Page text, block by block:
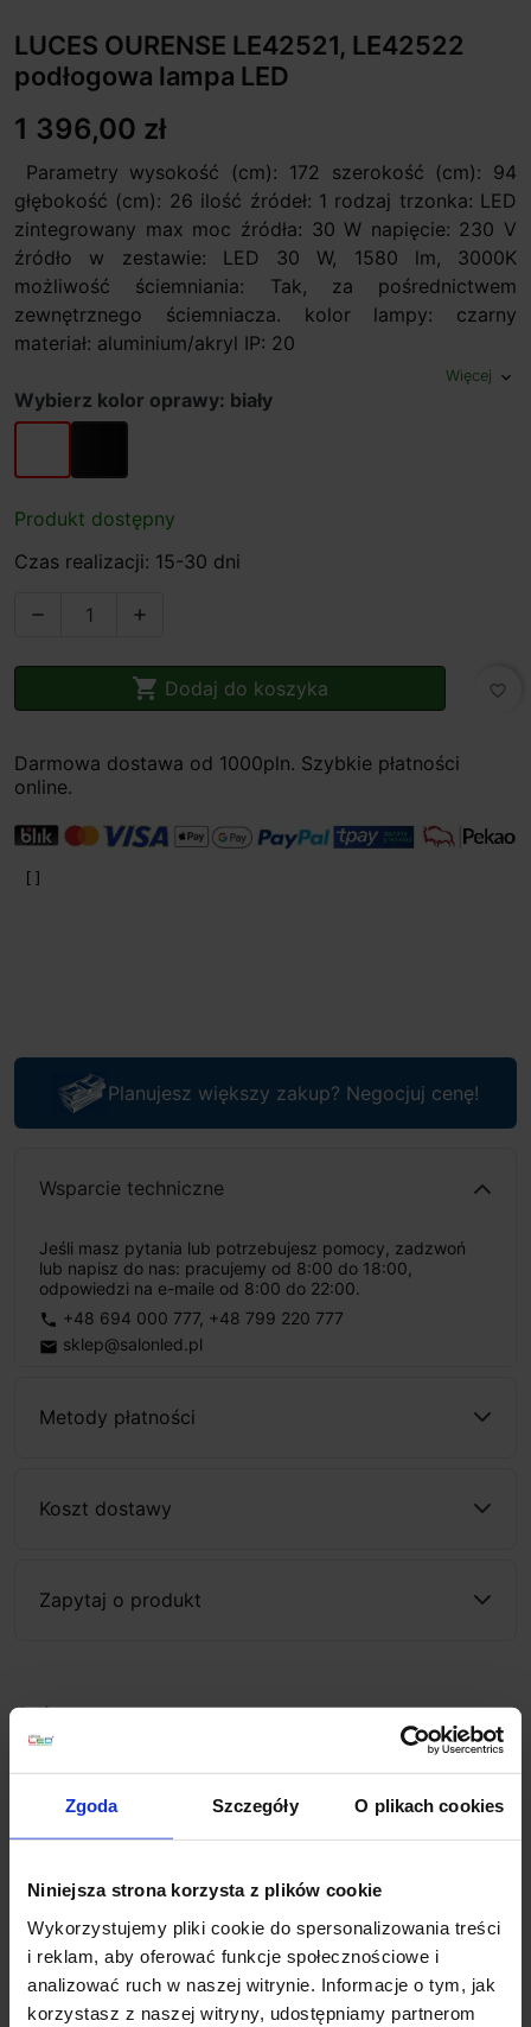
Zgoda Szczegóły O plikach cookies
Niniejsza strona korzysta z plików cookie
Wykorzystujemy pliki cookie do spersonalizowania treści
i reklam, aby oferować funkcje społecznościowe i
analizować ruch w naszej witrynie. Informacje o tym, jak
korzystasz z naszej witryny, udostępniamy partnerom
LUCES OURENSE LE42521, LE42522
podłogowa lampa LED
1 396,00 zł
Parametry wysokość (cm): 172 szerokość (cm): 94
głębokość (cm): 26 ilość źródeł: 1 rodzaj trzonka: LED
zintegrowany max moc źródła: 30 W napięcie: 230 V
źródło w zestawie: LED 30 W, 1580 lm, 3000K
możliwość ściemniania: Tak, za pośrednictwem
zewnętrznego ściemniacza. kolor lampy: czarny
materiał: aluminium/akryl IP: 20
Więcej expand_more
Wybierz kolor oprawy: biały
biały czarny
Produkt dostępny
Czas realizacji: 15-30 dni
 
 Dodaj do koszyka favorite_border
Darmowa dostawa od 1000pln. Szybkie płatności
online.
Planujesz większy zakup? Negocjuj cenę!
Wsparcie techniczne
Jeśli masz pytania lub potrzebujesz pomocy, zadzwoń
lub napisz do nas: pracujemy od 8:00 do 18:00,
odpowiedzi na e-maile od 8:00 do 22:00.
phone +48 694 000 777, +48 799 220 777
email sklep@salonled.pl
Metody płatności
Koszt dostawy
Zapytaj o produkt
Opis
wysokość (cm): 172
głębokość (cm): 26
ilość źródeł: 1
rodzaj trzonka: LED zintegrowany
max moc źródła: 30 W
napięcie: 230 V